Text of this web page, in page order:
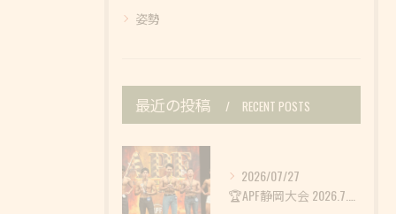
姿勢
最近の投稿 RECENT POSTS
2026/07/27